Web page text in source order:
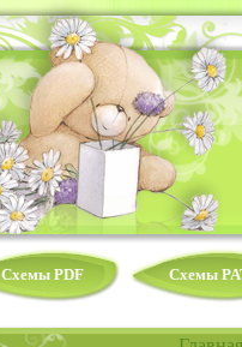
Схемы PDF Схемы